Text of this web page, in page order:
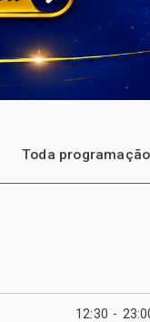
Toda programação
12:30 -